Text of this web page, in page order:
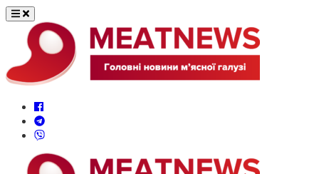
Перейти
вмісту